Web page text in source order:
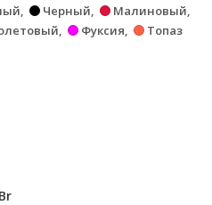
Черный
Малиновый
Фуксия Топаз